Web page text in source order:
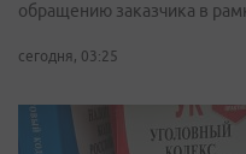
обращению заказчика в
сегодня, 03:25